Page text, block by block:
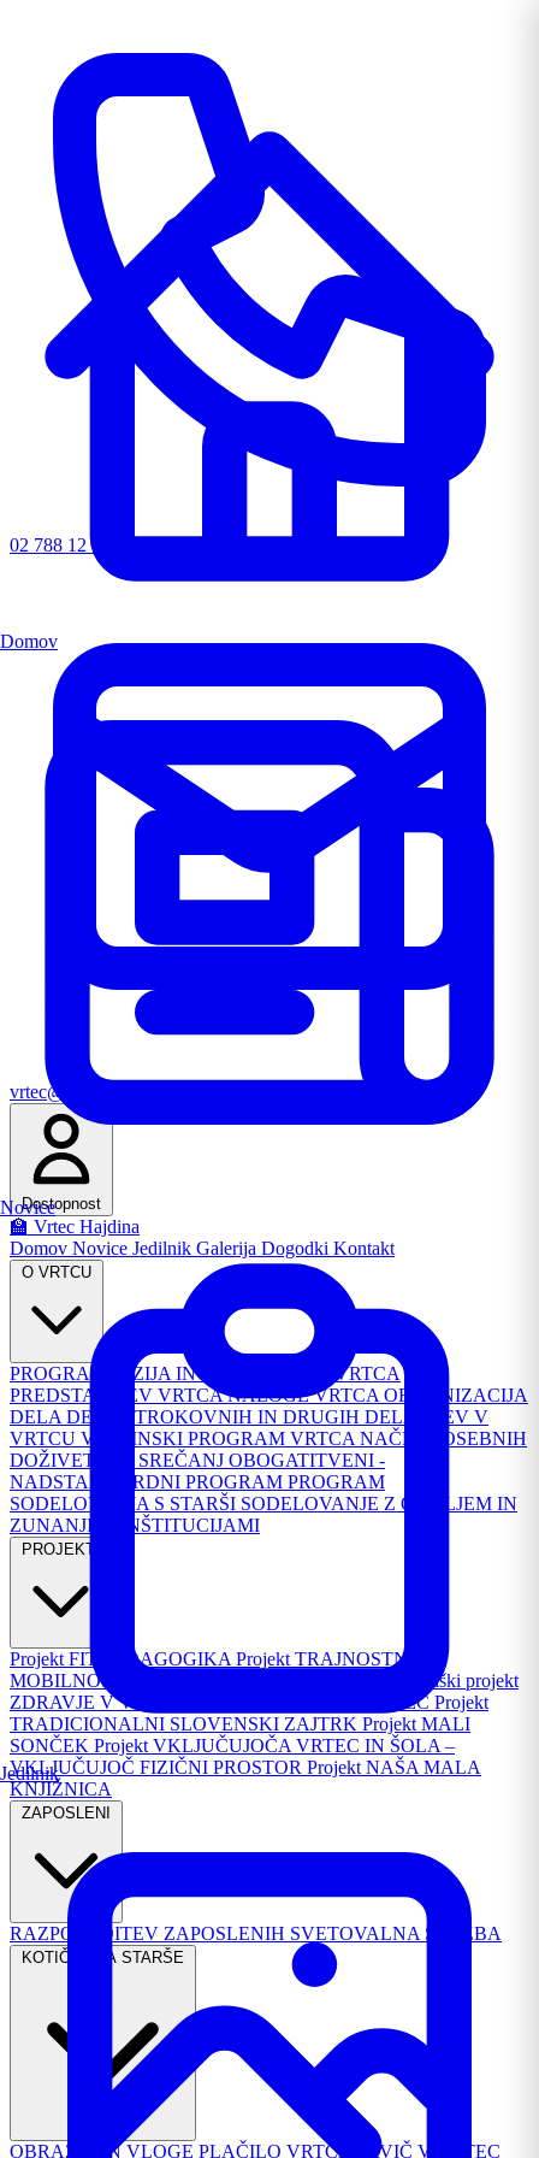
02 788 12 72
vrtec@os-hajdina.si
Dostopnost
🏫 Vrtec Hajdina
Domov Novice Jedilnik Galerija Dogodki Kontakt
O VRTCU
PROGRAM
VIZIJA IN POSLANSTVO VRTCA
PREDSTAVITEV VRTCANALOGE VRTCA ORGANIZACIJA
DELA DELO STROKOVNIH IN DRUGIH DELAVCEV V
VRTCU VSEBINSKI PROGRAM VRTCA NAČRT POSEBNIH
DOŽIVETIJ IN SREČANJ OBOGATITVENI -
NADSTANDARDNI PROGRAM PROGRAM
SODELOVANJA S STARŠI SODELOVANJE Z OKOLJEM IN
ZUNANJIMI INŠTITUCIJAMI
PROJEKTI
Projekt FIT PEDAGOGIKA Projekt TRAJNOSTNA
MOBILNOST
Republiški projekt
ZDRAVJE V VRTCU
Projekt TURIZEM IN VRTEC Projekt
TRADICIONALNI SLOVENSKI ZAJTRK Projekt MALI
SONČEK Projekt VKLJUČUJOČA VRTEC IN ŠOLA –
VKLJUČUJOČ FIZIČNI PROSTOR Projekt NAŠA MALA
KNJIŽNICA
ZAPOSLENI
RAZPOREDITEV ZAPOSLENIH SVETOVALNA SLUŽBA
KOTIČEK ZA STARŠE
OBRAZCI IN VLOGE PLAČILO VRTCA PRVIČ V VRTEC
Domov
Novice
Jedilnik